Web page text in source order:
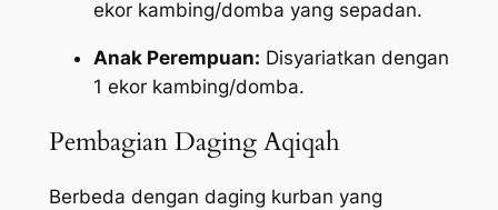
ekor kambing/domba yang sepadan.
Anak Perempuan: Disyariatkan dengan
1 ekor kambing/domba.
Pembagian Daging Aqiqah
Berbeda dengan daging kurban yang